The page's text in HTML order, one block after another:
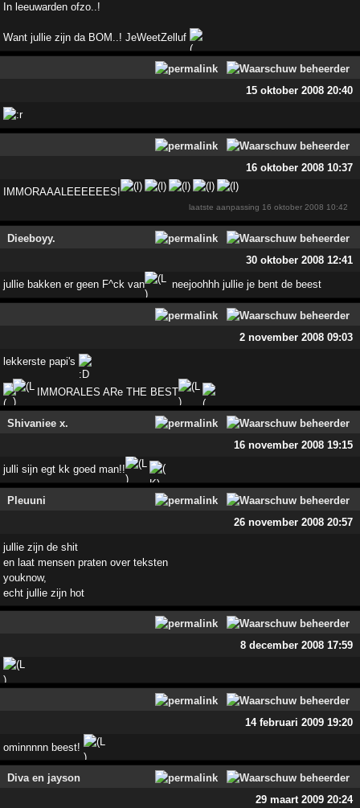
In leeuwarden ofzo..!
Want jullie zijn da BOM..! JeWeetZelluf
15 oktober 2008 20:40
16 oktober 2008 10:37
IMMORAAALEEEEEES!
laatste aanpassing 16 oktober 2008 10:42
Dieeboyy.
30 oktober 2008 12:41
jullie bakken er geen F^ck van neejoohhh jullie je bent de beest
2 november 2008 09:03
lekkerste papi's
IMMORALES ARe THE BEST
Shivaniee x.
16 november 2008 19:15
julli sijn egt kk goed man!!
Pleuuni
26 november 2008 20:57
jullie zijn de shit
en laat mensen praten over teksten
youknow,
echt jullie zijn hot
8 december 2008 17:59
14 februari 2009 19:20
ominnnnn beest!
Diva en jayson
29 maart 2009 20:24